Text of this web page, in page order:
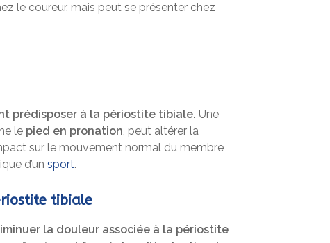
le coureur, mais peut se présenter chez
prédisposer à la périostite tibiale. Une
le pied en pronation, peut altérer la
sur le mouvement normal du membre
d’un sport.
tibiale
la douleur associée à la périostite